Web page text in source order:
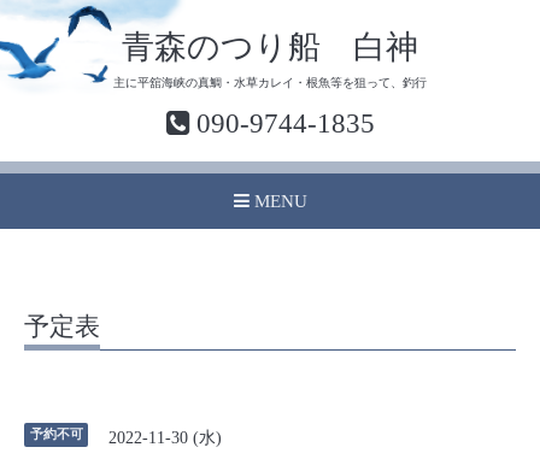
青森のつり船 白神
主に平舘海峡の真鯛・水草カレイ・根魚等を狙って、釣行
090-9744-1835
MENU
予定表
予約不可 2022-11-30 (水)